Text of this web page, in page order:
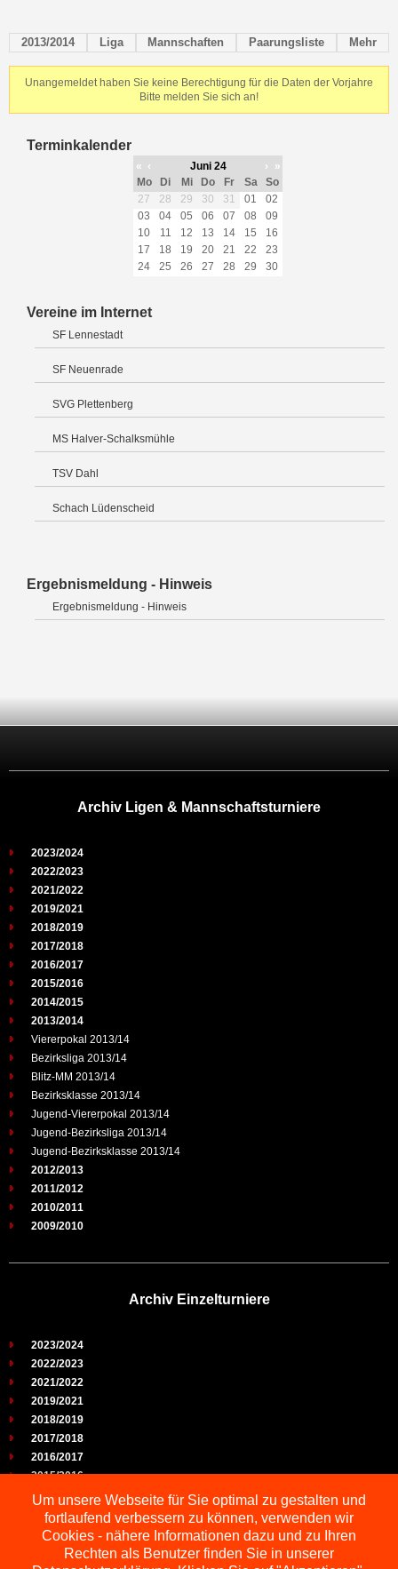
2013/2014 Liga Mannschaften Paarungsliste Mehr
Unangemeldet haben Sie keine Berechtigung für die Daten der Vorjahre
Bitte melden Sie sich an!
Terminkalender
« ‹ Juni 24 ›
»
Mo
Di Mi Do Fr Sa
So
27
28 29 30 31 01
02
03
04 05 06 07 08
09
10
11 12 13 14 15
16
17
18 19 20 21 22
23
24
25 26 27 28 29 30
Vereine im Internet
SF Lennestadt
SF Neuenrade
SVG Plettenberg
MS Halver-Schalksmühle
TSV Dahl
Schach Lüdenscheid
Ergebnismeldung - Hinweis
Ergebnismeldung - Hinweis
Archiv Ligen & Mannschaftsturniere
2023/2024
2022/2023
2021/2022
2019/2021
2018/2019
2017/2018
2016/2017
2015/2016
2014/2015
2013/2014
Viererpokal 2013/14
Bezirksliga 2013/14
Blitz-MM 2013/14
Bezirksklasse 2013/14
Jugend-Viererpokal 2013/14
Jugend-Bezirksliga 2013/14
Jugend-Bezirksklasse 2013/14
2012/2013
2011/2012
2010/2011
2009/2010
Archiv Einzelturniere
2023/2024
2022/2023
2021/2022
2019/2021
2018/2019
2017/2018
2016/2017
2015/2016
2014/2015
2013/2014
2012/2013
2011/2012
Um unsere Webseite für Sie optimal zu gestalten und
fortlaufend verbessern zu können, verwenden wir
Cookies - nähere Informationen dazu und zu Ihren
Rechten als Benutzer finden Sie in unserer